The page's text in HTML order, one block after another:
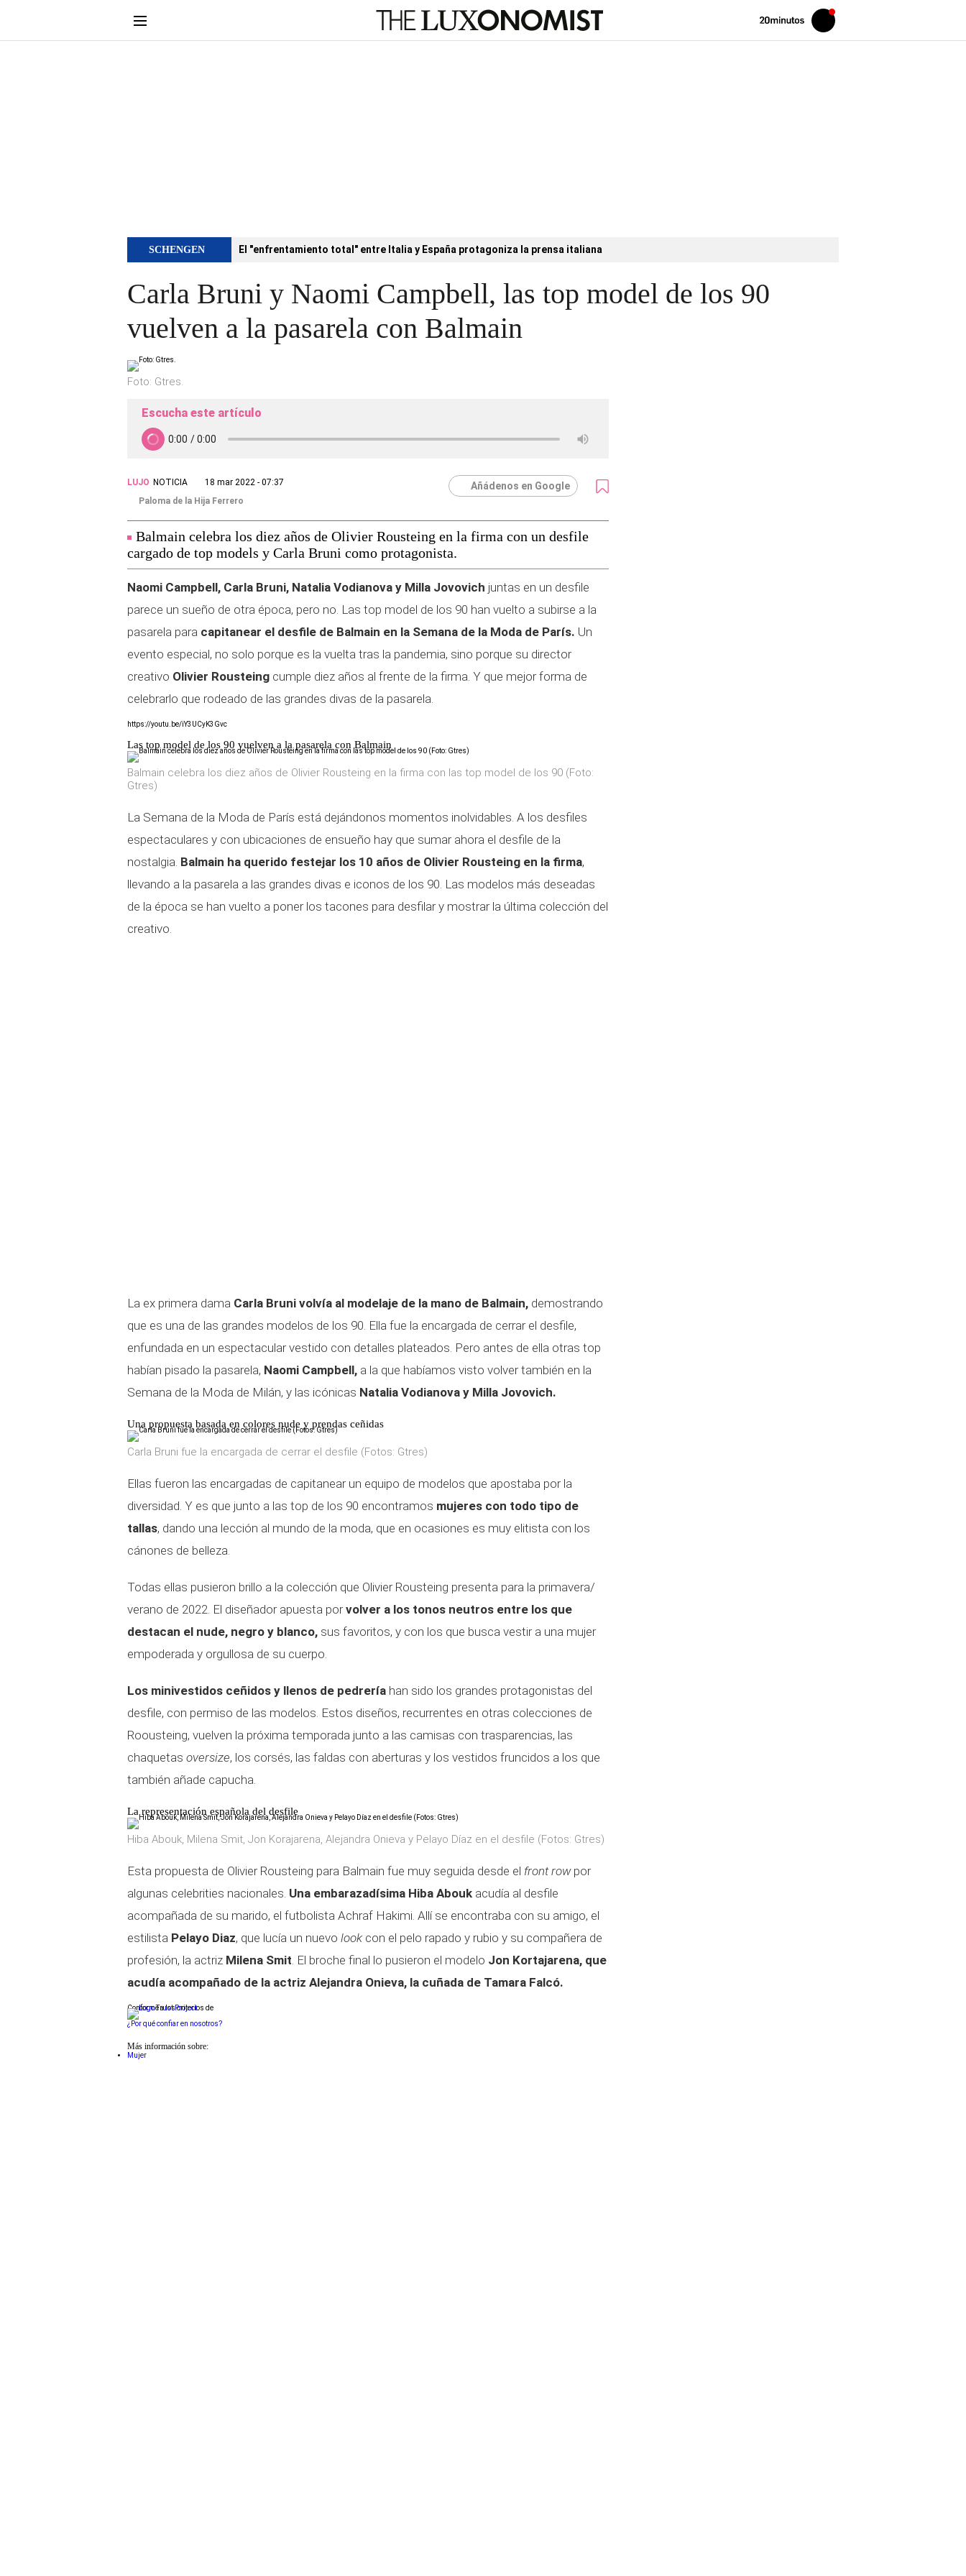
Volver
Iniciar
sesión
SCHENGEN El "enfrentamiento total" entre Italia y España protagoniza la prensa italiana
Carla Bruni y Naomi Campbell, las top model de los 90
vuelven a la pasarela con Balmain
Foto: Gtres.
Escucha este artículo
LUJO NOTICIA
18 mar 2022 - 07:37
Paloma de la Hija Ferrero
Añádenos en Google
Balmain celebra los diez años de Olivier Rousteing en la firma con un desfile
cargado de top models y Carla Bruni como protagonista.
Naomi Campbell, Carla Bruni, Natalia Vodianova y Milla Jovovich juntas en un desfile
parece un sueño de otra época, pero no. Las top model de los 90 han vuelto a subirse a la
pasarela para capitanear el desfile de Balmain en la Semana de la Moda de París. Un
evento especial, no solo porque es la vuelta tras la pandemia, sino porque su director
creativo Olivier Rousteing cumple diez años al frente de la firma. Y que mejor forma de
celebrarlo que rodeado de las grandes divas de la pasarela.
https://youtu.be/iY3UCyK3Gvc
Las top model de los 90 vuelven a la pasarela con Balmain
Balmain celebra los diez años de Olivier Rousteing en la firma con las top model de los 90 (Foto:
Gtres)
La Semana de la Moda de París está dejándonos momentos inolvidables. A los desfiles
espectaculares y con ubicaciones de ensueño hay que sumar ahora el desfile de la
nostalgia. Balmain ha querido festejar los 10 años de Olivier Rousteing en la firma,
llevando a la pasarela a las grandes divas e iconos de los 90. Las modelos más deseadas
de la época se han vuelto a poner los tacones para desfilar y mostrar la última colección del
creativo.
La ex primera dama Carla Bruni volvía al modelaje de la mano de Balmain, demostrando
que es una de las grandes modelos de los 90. Ella fue la encargada de cerrar el desfile,
enfundada en un espectacular vestido con detalles plateados. Pero antes de ella otras top
habían pisado la pasarela, Naomi Campbell, a la que habíamos visto volver también en la
Semana de la Moda de Milán, y las icónicas Natalia Vodianova y Milla Jovovich.
Una propuesta basada en colores nude y prendas ceñidas
Carla Bruni fue la encargada de cerrar el desfile (Fotos: Gtres)
Ellas fueron las encargadas de capitanear un equipo de modelos que apostaba por la
diversidad. Y es que junto a las top de los 90 encontramos mujeres con todo tipo de
tallas, dando una lección al mundo de la moda, que en ocasiones es muy elitista con los
cánones de belleza.
Todas ellas pusieron brillo a la colección que Olivier Rousteing presenta para la primavera/
verano de 2022. El diseñador apuesta porvolver a los tonos neutros entre los que
destacan el nude, negro y blanco, sus favoritos, y con los que busca vestir a una mujer
empoderada y orgullosa de su cuerpo.
Los minivestidos ceñidos y llenos de pedrería han sido los grandes protagonistas del
desfile, con permiso de las modelos. Estos diseños, recurrentes en otras colecciones de
Roousteing, vuelven la próxima temporada junto a las camisas con trasparencias, las
chaquetas oversize, los corsés, las faldas con aberturas y los vestidos fruncidos a los que
también añade capucha.
La representación española del desfile
Hiba Abouk, Milena Smit, Jon Korajarena, Alejandra Onieva y Pelayo Díaz en el desfile (Fotos: Gtres)
Esta propuesta de Olivier Rousteing para Balmain fue muy seguida desde el front rowpor
algunas celebrities nacionales. Una embarazadísima Hiba Abouk acudía al desfile
acompañada de su marido, el futbolista Achraf Hakimi. Allí se encontraba con su amigo, el
estilista Pelayo Diaz, que lucía un nuevo look con el pelo rapado y rubio y su compañera de
profesión, la actriz Milena Smit. El broche final lo pusieron el modelo Jon Kortajarena, que
acudía acompañado de la actriz Alejandra Onieva, la cuñada de Tamara Falcó.
Conforme a los criterios de
¿Por qué confiar en nosotros?
Más información sobre:
Mujer